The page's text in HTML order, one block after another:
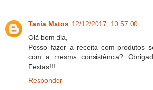
Tania Matos 12/12/2017, 10:57:00
Olá bom dia,
Posso fazer a receita com produtos
com a mesma consistência?
Festas!!!
Responder